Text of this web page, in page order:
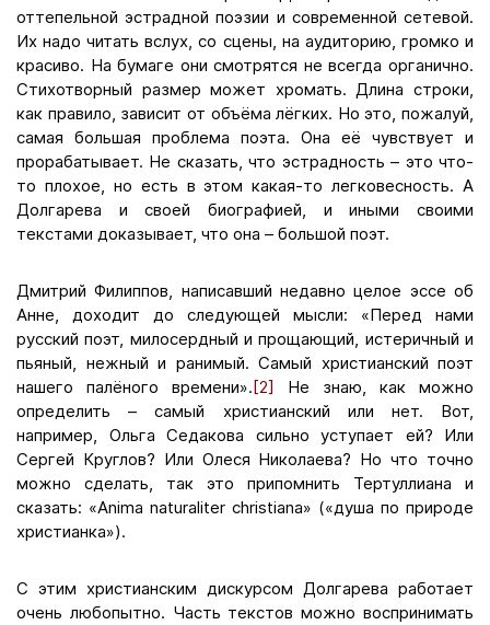
оттепельной эстрадной поэзии и современной сетевой.
Их надо читать вслух, со сцены, на аудиторию, громко и
красиво. На бумаге они смотрятся не всегда органично.
Стихотворный размер может хромать. Длина строки,
как правило, зависит от объёма лёгких. Но это, пожалуй,
самая большая проблема поэта. Она её чувствует и
прорабатывает. Не сказать, что эстрадность – это что-
то плохое, но есть в этом какая-то легковесность. А
Долгарева и своей биографией, и иными своими
текстами доказывает, что она – большой поэт.
Дмитрий Филиппов, написавший недавно целое эссе об
Анне, доходит до следующей мысли: «Перед нами
русский поэт, милосердный и прощающий, истеричный и
пьяный, нежный и ранимый. Самый христианский поэт
нашего палёного времени». [2]
Не знаю, как можно
определить – самый христианский или нет. Вот,
например, Ольга Седакова сильно уступает ей? Или
Сергей Круглов? Или Олеся Николаева? Но что точно
можно сделать, так это припомнить Тертуллиана и
сказать: «Anima naturaliter christiana» («душа по природе
христианка»).
С этим христианским дискурсом Долгарева работает
очень любопытно. Часть текстов можно воспринимать